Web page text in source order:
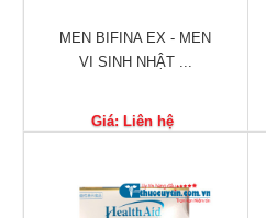
khỏe
chất
giảm
MEN BIFINA EX - MEN
VI SINH NHẬT ...
Giá: Liên hệ